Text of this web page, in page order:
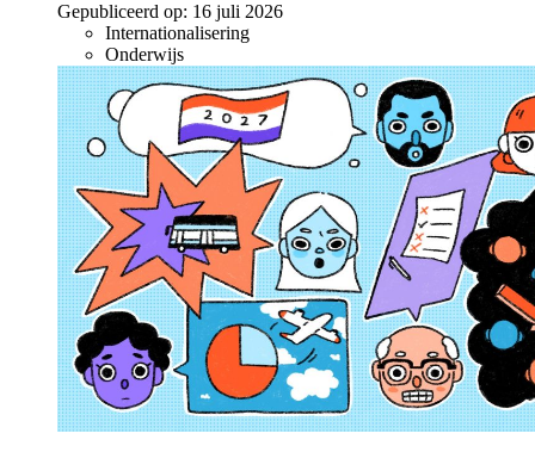
Gepubliceerd op: 16 juli 2026
Internationalisering
Onderwijs